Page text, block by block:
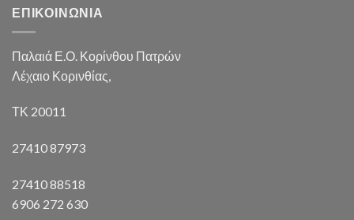
ΕΠΙΚΟΙΝΩΝΙΑ
Παλαιά Ε.Ο. Κορίνθου Πατρών
Λέχαιο Κορινθίας,
ΤΚ 20011
27410 87973
27410 88518
6906 272 630